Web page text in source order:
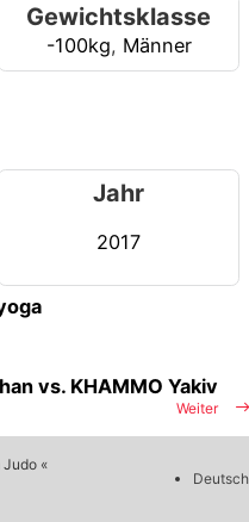
Gewichtsklasse
-100kg, Männer
Jahr
2017
Weiter
vs. KHAMMO Yakiv
«
Deutsch